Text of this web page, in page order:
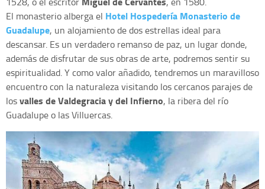
El monasterio alberga el Hotel Hospedería Monasterio de
Guadalupe, un alojamiento de dos estrellas ideal para
descansar. Es un verdadero remanso de paz, un lugar donde,
además de disfrutar de sus obras de arte, podremos sentir su
espiritualidad. Y como valor añadido, tendremos un maravilloso
encuentro con la naturaleza visitando los cercanos parajes de
losvalles de Valdegracia y del Infierno, la ribera del río
Guadalupe o las Villuercas.